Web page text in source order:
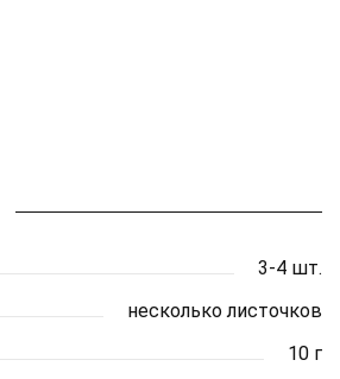
3-4 шт.
несколько листочков
10 г